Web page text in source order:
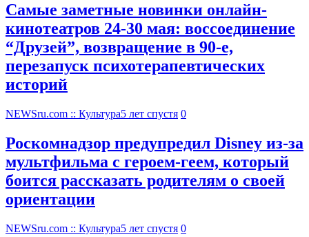
Самые заметные новинки онлайн-
кинотеатров 24-30 мая: воссоединение
“Друзей”, возвращение в 90-е,
перезапуск психотерапевтических
историй
NEWSru.com :: Культура5 лет спустя 0
Роскомнадзор предупредил Disney из-за
мультфильма c героем-геем, который
боится рассказать родителям о своей
ориентации
NEWSru.com :: Культура5 лет спустя 0